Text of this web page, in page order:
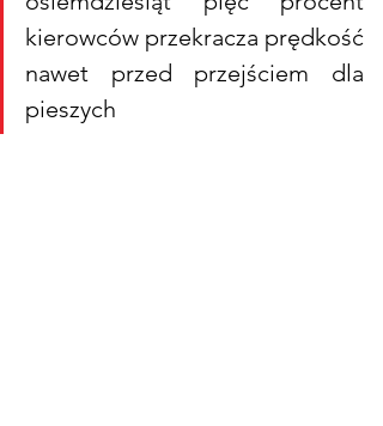
kierowców przekracza prędkość
nawet przed przejściem dla
pieszych